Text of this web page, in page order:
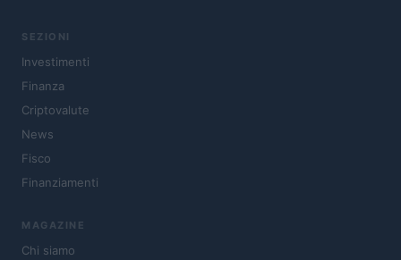
SEZIONI
Investimenti
Finanza
Criptovalute
News
Fisco
Finanziamenti
MAGAZINE
Chi siamo